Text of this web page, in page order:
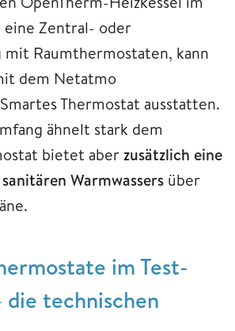
eine Zentral- oder
mit Raumthermostaten, kann
dem Netatmo
Thermostat ausstatten.
ähnelt stark dem
bietet aberzusätzlich eine
Warmwassers über
im Test-
technischen